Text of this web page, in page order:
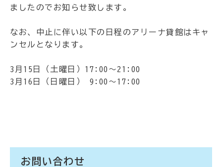
ましたのでお知らせ致します。
なお、中止に伴い以下の日程のアリーナ貸館はキャ
ンセルとなります。
3月15日（土曜日）17:00～21:00
3月16日（日曜日） 9:00～17:00
お問い合わせ